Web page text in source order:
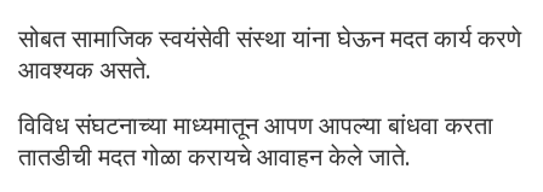
सोबत सामाजिक स्वयंसेवी संस्था यांना घेऊन मदत कार्य करणे
आवश्यक असते.
विविध संघटनाच्या माध्यमातून आपण आपल्या बांधवा करता
तातडीची मदत गोळा करायचे आवाहन केले जाते.